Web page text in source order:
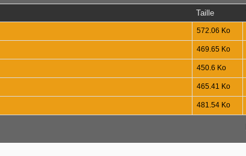
Taille
572.06 Ko
469.65 Ko
450.6 Ko
465.41 Ko
481.54 Ko